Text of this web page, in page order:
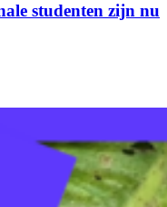
studenten zijn nu